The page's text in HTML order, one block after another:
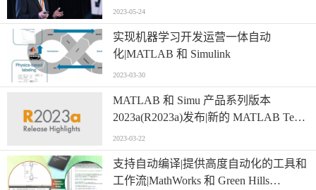
域|MATLAB EXPO 2023中国用户大
2023-05-24
实现机器学习开发运营一体自动
化|MATLAB 和 Simulink
2023-03-30
MATLAB 和 Simu 产品系列版本
2023a(R2023a)发布|新的 MATLAB Test
使工程师和研究人员能够大规模开发、
执行、测量和管理 MATLAB 代码中的
动态测试
2023-03-22
支持自动编译|提供高度自动化的工具和
工作流|MathWorks 和 Green Hills